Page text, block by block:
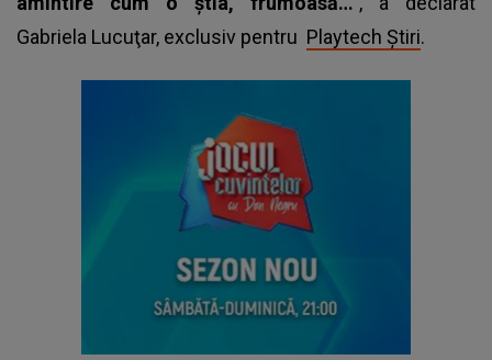
Gabriela Lucuţar, exclusiv pentru Playtech Știri.